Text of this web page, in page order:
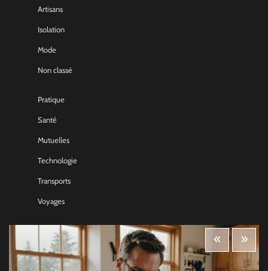
Artisans
Isolation
Mode
Non classé
Pratique
Santé
Mutuelles
Technologie
Transports
Voyages